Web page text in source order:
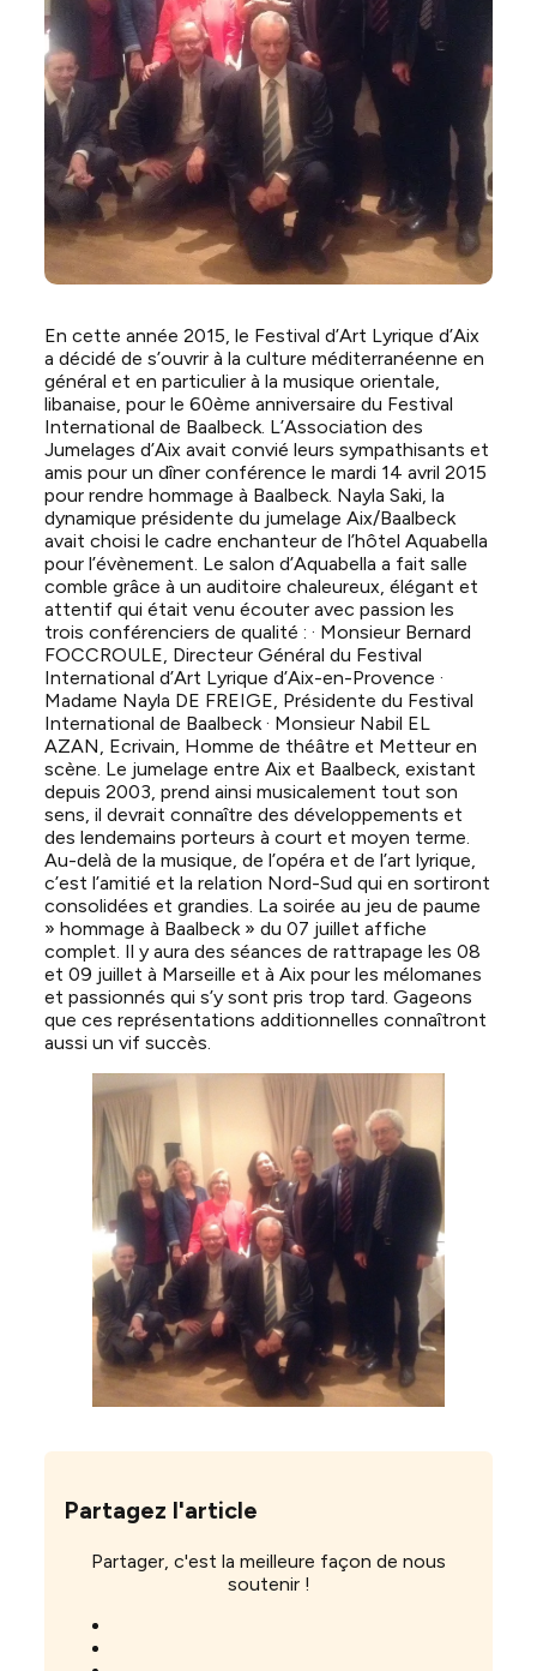
En cette année 2015, le Festival d’Art Lyrique d’Aix
a décidé de s’ouvrir à la culture méditerranéenne en
général et en particulier à la musique orientale,
libanaise, pour le 60ème anniversaire du Festival
International de Baalbeck. L’Association des
Jumelages d’Aix avait convié leurs sympathisants et
amis pour un dîner conférence le mardi 14 avril 2015
pour rendre hommage à Baalbeck. Nayla Saki, la
dynamique présidente du jumelage Aix/Baalbeck
avait choisi le cadre enchanteur de l’hôtel Aquabella
pour l’évènement. Le salon d’Aquabella a fait salle
comble grâce à un auditoire chaleureux, élégant et
attentif qui était venu écouter avec passion les
trois conférenciers de qualité : · Monsieur Bernard
FOCCROULE, Directeur Général du Festival
International d’Art Lyrique d’Aix-en-Provence ·
Madame Nayla DE FREIGE, Présidente du Festival
International de Baalbeck · Monsieur Nabil EL
AZAN, Ecrivain, Homme de théâtre et Metteur en
scène. Le jumelage entre Aix et Baalbeck, existant
depuis 2003, prend ainsi musicalement tout son
sens, il devrait connaître des développements et
des lendemains porteurs à court et moyen terme.
Au-delà de la musique, de l’opéra et de l’art lyrique,
c’est l’amitié et la relation Nord-Sud qui en sortiront
consolidées et grandies. La soirée au jeu de paume
» hommage à Baalbeck » du 07 juillet affiche
complet. Il y aura des séances de rattrapage les 08
et 09 juillet à Marseille et à Aix pour les mélomanes
et passionnés qui s’y sont pris trop tard. Gageons
que ces représentations additionnelles connaîtront
aussi un vif succès.
Partagez l'article
Partager, c'est la meilleure façon de nous
soutenir !